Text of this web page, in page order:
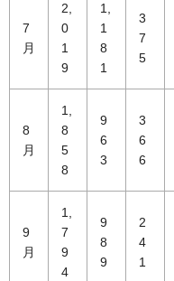
7
月
2,
0
1
9
1,
1
8
1
3
7
5
8
月
1,
8
5
8
9
6
3
3
6
6
9
月
1,
7
9
4
9
8
9
2
4
1